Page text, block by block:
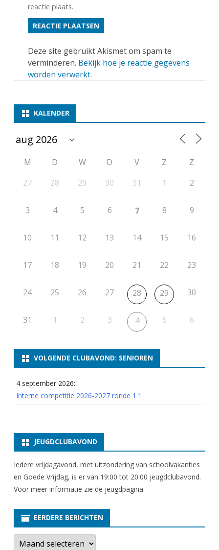
reactie plaats.
Deze site gebruikt Akismet om spam te
verminderen. Bekijk hoe je reactie gegevens
worden verwerkt.
KALENDER
M D W D V Z
Z
27
28 29 30 31 1 2
3 4 5 6 7 8 9
10 11 12 13 14 15 16
17 18 19 20 21 22 23
24 25 26 27 28 29 30
31 1 2 3 4 5 6
VOLGENDE CLUBAVOND: SENIOREN
4 september 2026:
Interne competitie 2026-2027 ronde 1.1
JEUGDCLUBAVOND
Iedere vrijdagavond, met uitzondering van schoolvakanties
en Goede Vrijdag, is er van 19:00 tot 20:00 jeugdclubavond.
Voor meer informatie zie de jeugdpagina.
EERDERE BERICHTEN
E